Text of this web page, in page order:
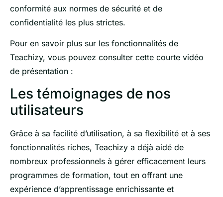
conformité aux normes de sécurité et de
confidentialité les plus strictes.
Pour en savoir plus sur les fonctionnalités de
Teachizy, vous pouvez consulter cette courte vidéo
de présentation :
Les témoignages de nos
utilisateurs
Grâce à sa facilité d’utilisation, à sa flexibilité et à ses
fonctionnalités riches, Teachizy a déjà aidé de
nombreux professionnels à gérer efficacement leurs
programmes de formation, tout en offrant une
expérience d’apprentissage enrichissante et